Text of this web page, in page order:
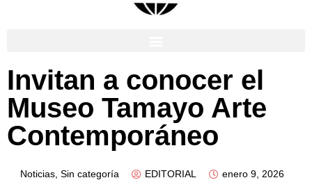
Invitan a conocer el
Museo Tamayo Arte
Contemporáneo
Noticias, Sin categoría EDITORIAL enero 9, 2026